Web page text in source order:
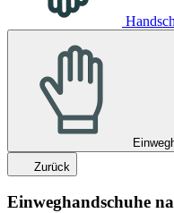
Zurück
Einweghandschuhe